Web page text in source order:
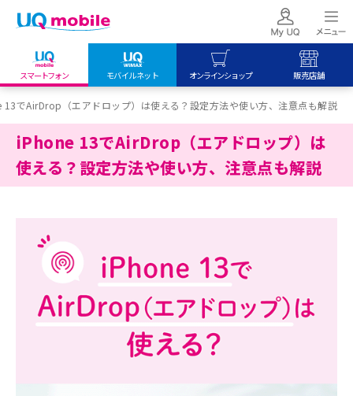
スマートフォン モバイルネット オンラインショップ 販売店舗
my UQ WiMAX
UQ WiMAX ご契約の方
My UQ mobile
UQ mobile ご契約の方
UQ mobile
オンラインショップ
UQ WiMAX
オンラインショップ
UQ mobile
販売店舗
UQ WiMAX
販売店舗
13でAirDrop（エアドロップ）は使える？設定方法や使い方、注意点も解説
iPhone 13でAirDrop（エアドロップ）は
使える？設定方法や使い方、注意点も解説